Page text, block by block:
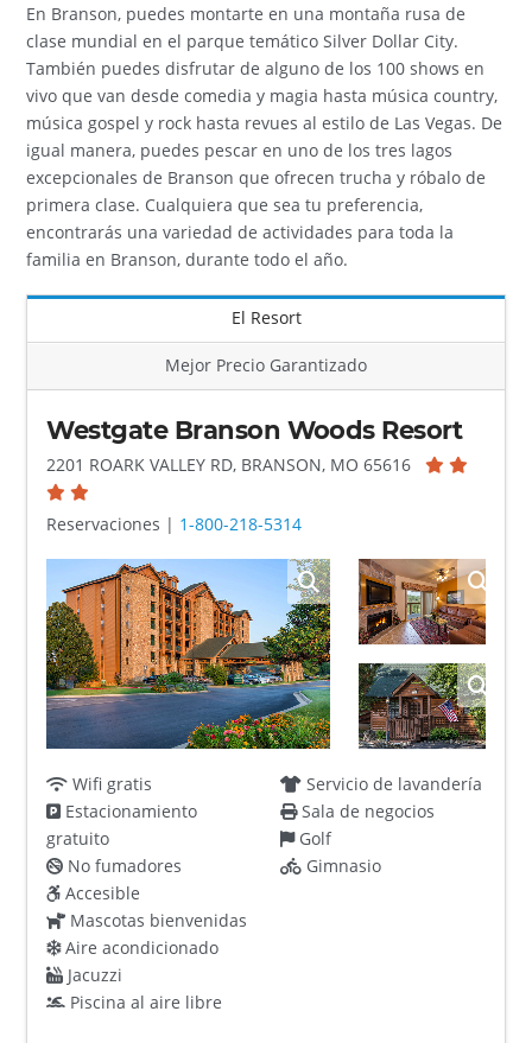
En Branson, puedes montarte en una montaña rusa de
clase mundial en el parque temático Silver Dollar City.
También puedes disfrutar de alguno de los 100 shows en
vivo que van desde comedia y magia hasta música country,
música gospel y rock hasta revues al estilo de Las Vegas. De
igual manera, puedes pescar en uno de los tres lagos
excepcionales de Branson que ofrecen trucha y róbalo de
primera clase. Cualquiera que sea tu preferencia,
encontrarás una variedad de actividades para toda la
familia en Branson, durante todo el año.
El Resort
Mejor Precio Garantizado
Westgate Branson Woods Resort
2201 ROARK VALLEY RD, BRANSON, MO 65616
Reservaciones | 1-800-218-5314
Wifi gratis
Estacionamiento
gratuito
No fumadores
Accesible
Mascotas bienvenidas
Aire acondicionado
Jacuzzi
Piscina al aire libre
Servicio de lavandería
Sala de negocios
Golf
Gimnasio